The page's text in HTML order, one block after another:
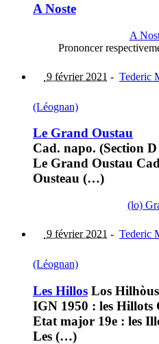
A Noste
A
Prononcer
9 février 2021 - Tederic
(Léognan)
Le Grand Oustau
Cad. napo. (Section
Le Grand Oustau
Ousteau (…)
(lo)
9 février 2021 - Tederic
(Léognan)
Les Hillos Los Hilhòus
IGN 1950 : les Hillots
Etat major 19e : les
Les (…)